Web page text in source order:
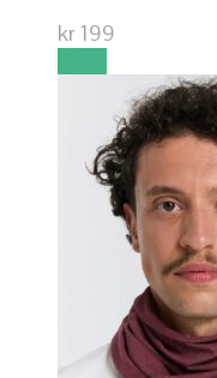
kr 199